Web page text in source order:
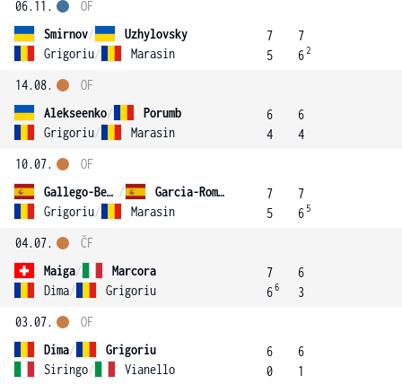
06.11.
Smirnov/
Uzhylovsky
Grigoriu/ Marasin
OF
7
5
7
62
14.08.
Alekseenko/
Porumb
Grigoriu/ Marasin
OF
6
4
6
4
10.07.
Gallego-Bertran /
Garcia-Roman
Grigoriu/ Marasin
OF
7
5
7
6 5
04.07.
Maiga/
Marcora
Dima/ Grigoriu
ČF
7
66
6
3
03.07.
Dima/
Grigoriu
Siringo/ Vianello
OF
6
0
6
1